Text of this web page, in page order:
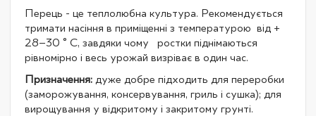
Перець - це теплолюбна культура. Рекомендується
тримати насіння в приміщенні з температурою від +
28–30 ° С, завдяки чому ростки піднімаються
рівномірно і весь урожай визріває в один час.
Призначення: дуже добре підходить для переробки
(заморожування, консервування, гриль і сушка); для
вирощування у відкритому і закритому грунті.